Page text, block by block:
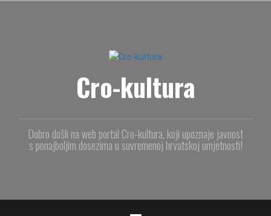
Cro-kultura
Dobro došli na web portal Cro-kultura, koji upoznaje javnost
s ponajboljim dosezima u suvremenoj hrvatskoj umjetnosti!